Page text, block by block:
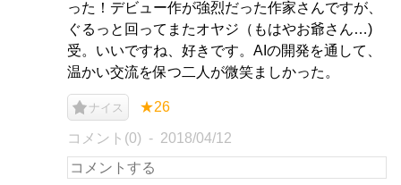
った！デビュー作が強烈だった作家さんですが、
ぐるっと回ってまたオヤジ（もはやお爺さん…)
受。いいですね、好きです。AIの開発を通して、
温かい交流を保つ二人が微笑ましかった。
ナイス ★26
コメント(0) 2018/04/12